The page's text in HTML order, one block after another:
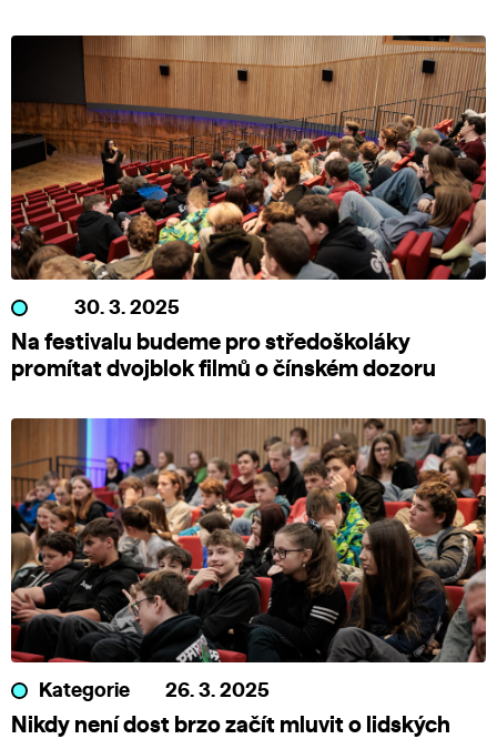
30. 3. 2025
Na festivalu budeme pro středoškoláky
promítat dvojblok filmů o čínském dozoru
Kategorie 26. 3. 2025
Nikdy není dost brzo začít mluvit o lidských